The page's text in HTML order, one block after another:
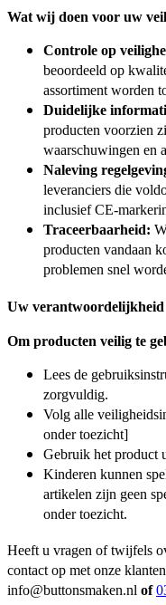
Wat wij doen voor uw
Controle op
beoordeeld op
assortiment worden
Duidelijke
producten voorzien
waarschuwingen en
Naleving
leveranciers die
inclusief CE-
Traceerbaarheid:
producten vandaan
problemen snel
Uw
Om producten veilig te
Lees de
zorgvuldig.
Volg alle
onder toezicht]
Gebruik het product
Kinderen kunnen
artikelen zijn geen
onder toezicht.
Heeft u vragen of twijfels
contact op met onze
info@buttonsmaken.nl of